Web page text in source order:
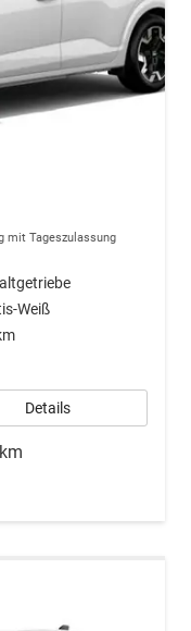
mit Tageszulassung
Weiß
Details